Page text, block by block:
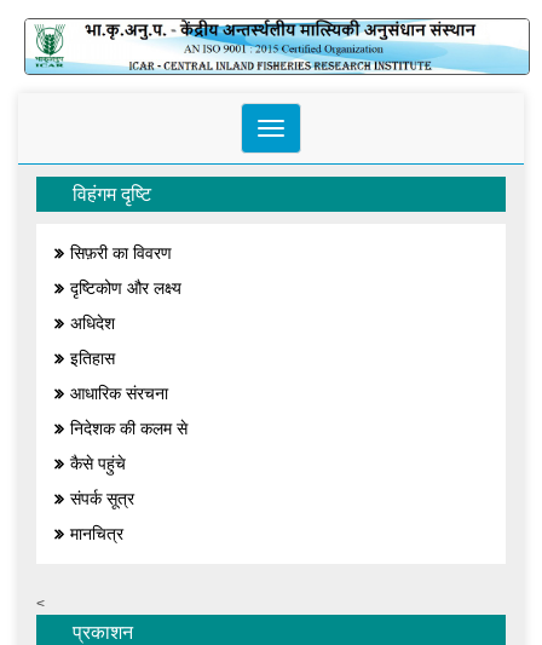
Toggle
navigation
विहंगम दृष्टि
सिफ़री का विवरण
दृष्टिकोण और लक्ष्य
अधिदेश
इतिहास
आधारिक संरचना
निदेशक की कलम से
कैसे पहुंचे
संपर्क सूत्र
मानचित्र
<
प्रकाशन